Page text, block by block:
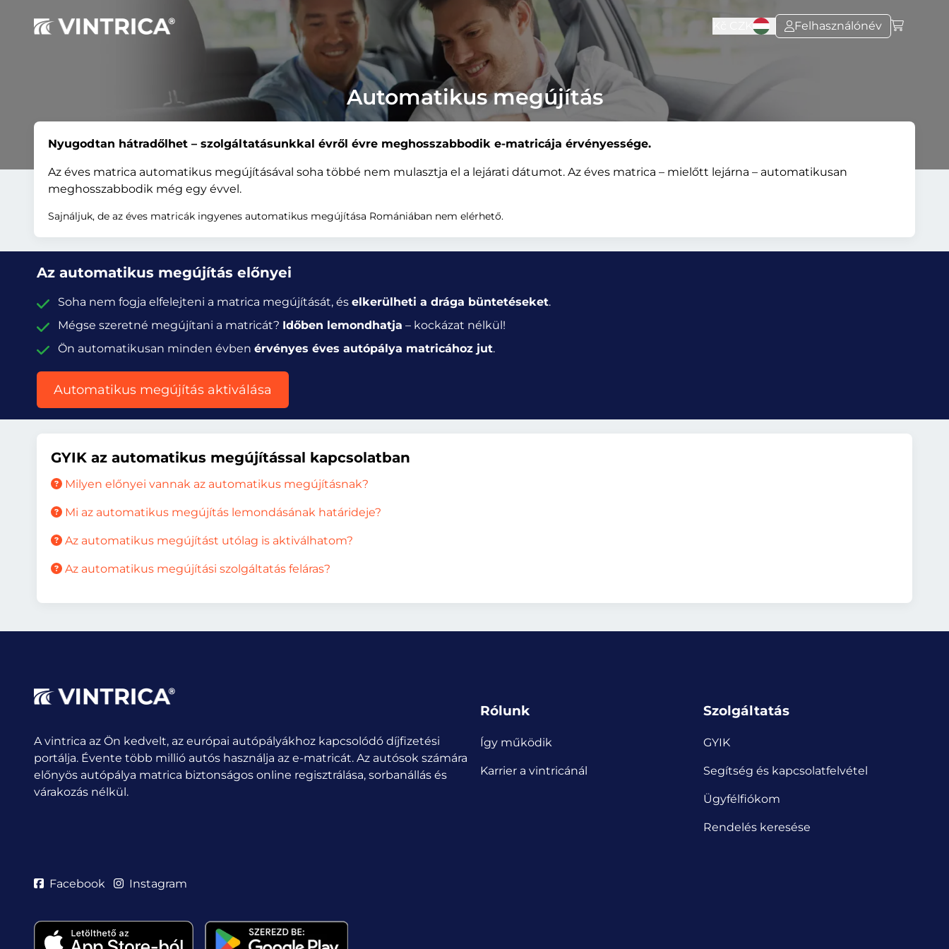
Felhasználónév
Automatikus megújítás
Nyugodtan hátradőlhet – szolgáltatásunkkal évről évre meghosszabbodik e-matricája érvényessége.
Az éves matrica automatikus megújításával soha többé nem mulasztja el a lejárati dátumot. Az éves matrica – mielőtt lejárna – automatikusan
meghosszabbodik még egy évvel.
Sajnáljuk, de az éves matricák ingyenes automatikus megújítása Romániában nem elérhető.
Az automatikus megújítás előnyei
Soha nem fogja elfelejteni a matrica megújítását, éselkerülheti a drága büntetéseket.
Mégse szeretné megújítani a matricát? Időben lemondhatja – kockázat nélkül!
Ön automatikusan minden évbenérvényes éves autópálya matricához jut.
Automatikus megújítás aktiválása
GYIK az automatikus megújítással kapcsolatban
Milyen előnyei vannak az automatikus megújításnak?
Mi az automatikus megújítás lemondásának határideje?
Az automatikus megújítást utólag is aktiválhatom?
Az automatikus megújítási szolgáltatás feláras?
A vintrica az Ön kedvelt, az európai autópályákhoz kapcsolódó díjfizetési
portálja. Évente több millió autós használja az e-matricát. Az autósok számára
előnyös autópálya matrica biztonságos online regisztrálása, sorbanállás és
várakozás nélkül.
Rólunk
Így működik
Karrier a vintricánál
Szolgáltatás
GYIK
Segítség és kapcsolatfelvétel
Ügyfélfiókom
Rendelés keresése
Facebook Instagram